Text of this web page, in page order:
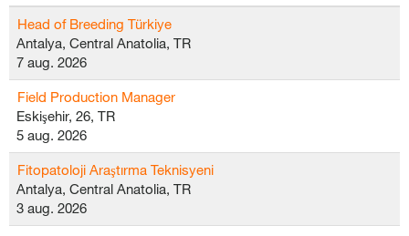
Head of Breeding Türkiye
Antalya, Central Anatolia, TR
7 aug. 2026
Field Production Manager
Eskişehir, 26, TR
5 aug. 2026
Fitopatoloji Araştırma Teknisyeni
Antalya, Central Anatolia, TR
3 aug. 2026